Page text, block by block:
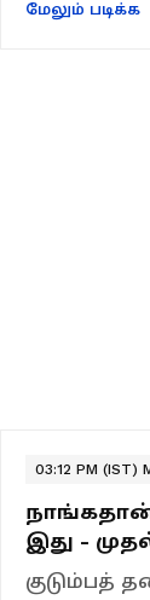
மேலும் படிக்க
03:12 PM (IST)
நாங்கதான்
இது -
குடும்பத்